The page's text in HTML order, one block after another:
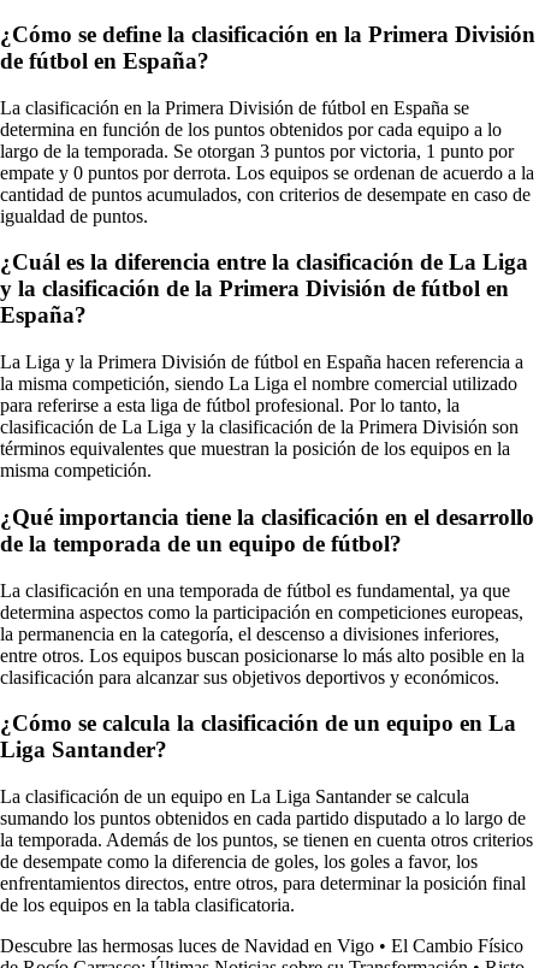
¿Cómo se define la clasificación en la Primera División
de fútbol en España?
La clasificación en la Primera División de fútbol en España se
determina en función de los puntos obtenidos por cada equipo a lo
largo de la temporada. Se otorgan 3 puntos por victoria, 1 punto por
empate y 0 puntos por derrota. Los equipos se ordenan de acuerdo a la
cantidad de puntos acumulados, con criterios de desempate en caso de
igualdad de puntos.
¿Cuál es la diferencia entre la clasificación de La Liga
y la clasificación de la Primera División de fútbol en
España?
La Liga y la Primera División de fútbol en España hacen referencia a
la misma competición, siendo La Liga el nombre comercial utilizado
para referirse a esta liga de fútbol profesional. Por lo tanto, la
clasificación de La Liga y la clasificación de la Primera División son
términos equivalentes que muestran la posición de los equipos en la
misma competición.
¿Qué importancia tiene la clasificación en el desarrollo
de la temporada de un equipo de fútbol?
La clasificación en una temporada de fútbol es fundamental, ya que
determina aspectos como la participación en competiciones europeas,
la permanencia en la categoría, el descenso a divisiones inferiores,
entre otros. Los equipos buscan posicionarse lo más alto posible en la
clasificación para alcanzar sus objetivos deportivos y económicos.
¿Cómo se calcula la clasificación de un equipo en La
Liga Santander?
La clasificación de un equipo en La Liga Santander se calcula
sumando los puntos obtenidos en cada partido disputado a lo largo de
la temporada. Además de los puntos, se tienen en cuenta otros criterios
de desempate como la diferencia de goles, los goles a favor, los
enfrentamientos directos, entre otros, para determinar la posición final
de los equipos en la tabla clasificatoria.
Descubre las hermosas luces de Navidad en Vigo • El Cambio Físico